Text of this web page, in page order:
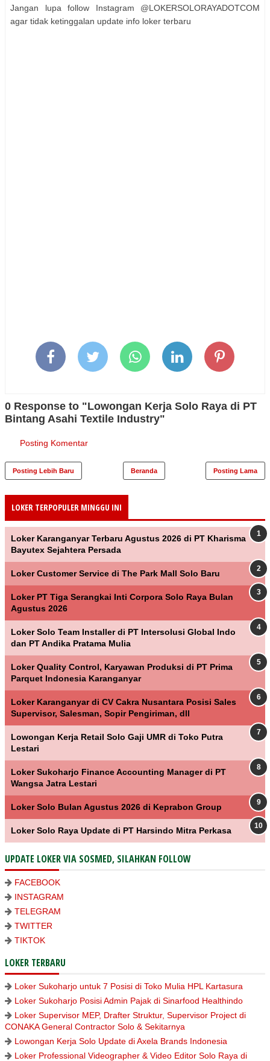
Jangan lupa follow Instagram @LOKERSOLORAYADOTCOM
agar tidak ketinggalan update info loker terbaru
0 Response to "Lowongan Kerja Solo Raya di PT
Bintang Asahi Textile Industry"
Posting Komentar
Posting Lebih Baru Posting Lama
Beranda
LOKER TERPOPULER MINGGU INI
Loker Karanganyar Terbaru Agustus 2026 di PT Kharisma
Bayutex Sejahtera Persada
Loker Customer Service di The Park Mall Solo Baru
Loker PT Tiga Serangkai Inti Corpora Solo Raya Bulan
Agustus 2026
Loker Solo Team Installer di PT Intersolusi Global Indo
dan PT Andika Pratama Mulia
Loker Quality Control, Karyawan Produksi di PT Prima
Parquet Indonesia Karanganyar
Loker Karanganyar di CV Cakra Nusantara Posisi Sales
Supervisor, Salesman, Sopir Pengiriman, dll
Lowongan Kerja Retail Solo Gaji UMR di Toko Putra
Lestari
Loker Sukoharjo Finance Accounting Manager di PT
Wangsa Jatra Lestari
Loker Solo Bulan Agustus 2026 di Keprabon Group
Loker Solo Raya Update di PT Harsindo Mitra Perkasa
UPDATE LOKER VIA SOSMED, SILAHKAN FOLLOW
FACEBOOK
INSTAGRAM
TELEGRAM
TWITTER
TIKTOK
LOKER TERBARU
Loker Sukoharjo untuk 7 Posisi di Toko Mulia HPL Kartasura
Loker Sukoharjo Posisi Admin Pajak di Sinarfood Healthindo
Loker Supervisor MEP, Drafter Struktur, Supervisor Project di
CONAKA General Contractor Solo & Sekitarnya
Lowongan Kerja Solo Update di Axela Brands Indonesia
Loker Professional Videographer & Video Editor Solo Raya di